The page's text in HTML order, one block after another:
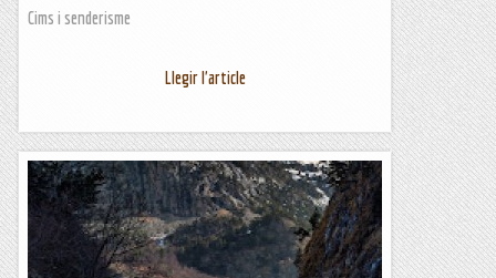
Cims i senderisme
Llegir l'article